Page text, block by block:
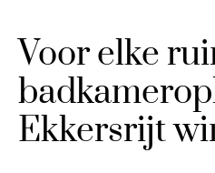
Voor elke
Ekkersrijt